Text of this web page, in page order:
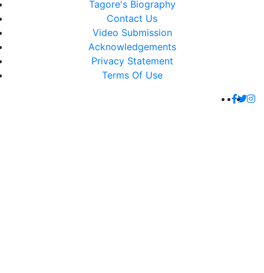
Tagore's Biography
Contact Us
Video Submission
Acknowledgements
Privacy Statement
Terms Of Use